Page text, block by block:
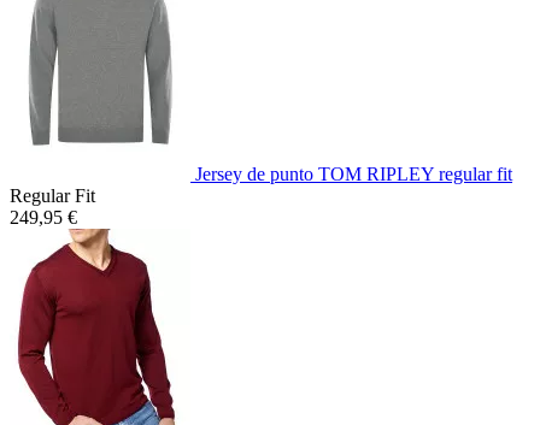
Jersey de punto TOM RIPLEY regular fit
Regular Fit
249,95 €